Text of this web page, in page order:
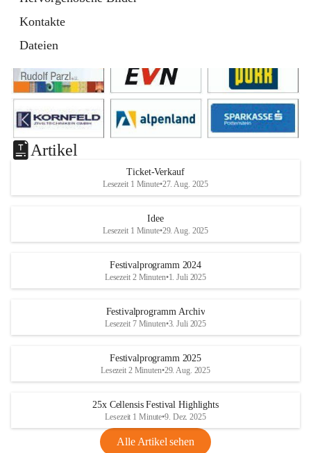
Kontakte
Dateien
Artikel
Ticket-Verkauf
Lesezeit 1 Minute•27. Aug. 2025
Idee
Lesezeit 1 Minute•29. Aug. 2025
Festivalprogramm 2024
Lesezeit 2 Minuten•1. Juli 2025
Festivalprogramm Archiv
Lesezeit 7 Minuten•3. Juli 2025
Festivalprogramm 2025
Lesezeit 2 Minuten•29. Aug. 2025
25x Cellensis Festival Highlights
Lesezeit 1 Minute•9. Dez. 2025
Alle Artikel sehen